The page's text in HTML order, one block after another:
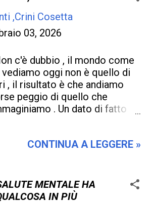
, un trattamento per
male che potrà esistere , ma
sicuri che sia la...
. Sembrerà una presa in
, una burla , un controsenso ,
vi garantisco che non lo è , se
i social , remano
chi indifeso e ignaro viene
beffeggiato e
, perché non si sa
adeguatamente , e di
ne è ricco questo paese.
,Crini Cosetta
03, 2026
c'è dubbio , il mondo come
vediamo oggi non è quello di
, il risultato è che andiamo
peggio di quello che
. Un dato di fatto
sia di umanità senza
un quotidiano che
sempre più complicato
CONTINUA A LEGGERE »
MENTALE HA
IN PIÙ